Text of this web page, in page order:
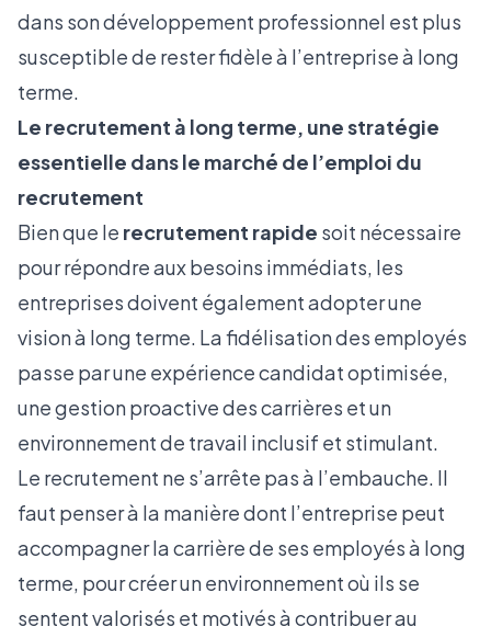
dans son développement professionnel est plus
susceptible de rester fidèle à l’entreprise à long
terme.
Le recrutement à long terme, une stratégie
essentielle dans le marché de l’emploi du
recrutement
Bien que le recrutement rapide soit nécessaire
pour répondre aux besoins immédiats, les
entreprises doivent également adopter une
vision à long terme. La fidélisation des employés
passe par une expérience candidat optimisée,
une gestion proactive des carrières et un
environnement de travail inclusif et stimulant.
Le recrutement ne s’arrête pas à l’embauche. Il
faut penser à la manière dont l’entreprise peut
accompagner la carrière de ses employés à long
terme, pour créer un environnement où ils se
sentent valorisés et motivés à contribuer au